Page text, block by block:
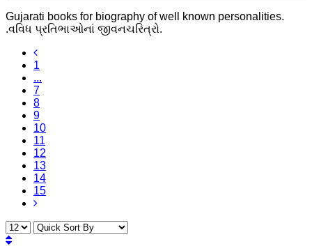
Gujarati books for biography of well known personalities.
.વવિધ પ્રતિભાઓનાં જીવનચરિત્રો.
1
...
7
8
9
10
11
12
13
14
15